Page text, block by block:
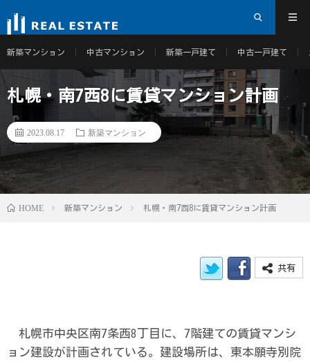
新築マンション 中古マンション 新築一戸建て 中古一戸建て
札幌・南7西8に賃貸マンション計画
2023.08.17 新築マンション
HOME 新築マンション 札幌・南7西8に賃貸マンション計画
共有
札幌市中央区南7条西8丁目に、7階建ての賃貸マンシ
ョン建設が計画されている。建設場所は、東本願寺別院